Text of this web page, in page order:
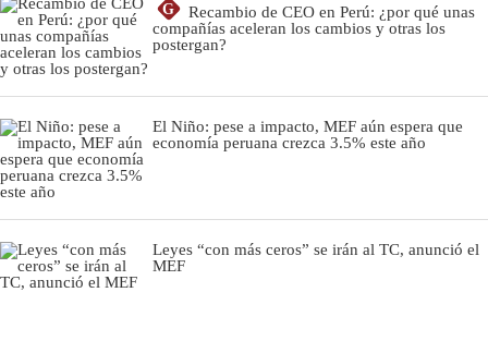
G
Recambio de CEO en Perú: ¿por qué unas
compañías aceleran los cambios y otras los
postergan?
El Niño: pese a impacto, MEF aún espera que
economía peruana crezca 3.5% este año
Leyes “con más ceros” se irán al TC, anunció el
MEF